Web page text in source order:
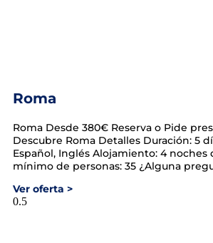
Roma
Roma​ Desde 380€ Reserva o Pide
Descubre Roma Detalles Duración: 5
Español, Inglés Alojamiento: 4 noches
mínimo de personas: 35 ¿Alguna
Ver oferta >